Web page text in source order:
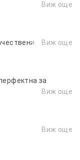
Виж още
стоки.
Виж още
за
Виж още
Виж още